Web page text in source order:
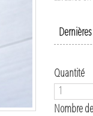
Quantité
Nombre